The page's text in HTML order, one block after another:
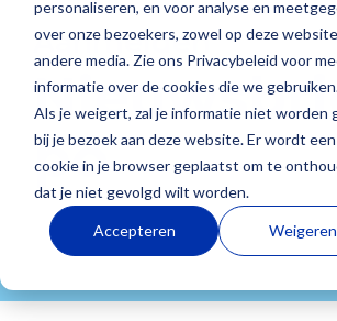
personaliseren, en voor analyse en
over onze bezoekers, zowel op deze
andere media. Zie ons Privacybeleid voor
informatie over de cookies die we
Als je weigert, zal je informatie niet worden
bij je bezoek aan deze website. Er wordt
cookie in je browser geplaatst om te
dat je niet gevolgd wilt worden.
Accepteren Weigeren
Basisonderwijs
Elke dag zie
je jouw
leerlingen
groeien. Bij
Dia begrijpen
we hoe
het is om
Voortgezet
Onderwijs
Onderwijs
draait niet
alleen om
resultaten
en cijfers,
om gezonde
Dia Groeiwijzer
Dia LVS
Dia Doorstroomtoets
Dia NSCCT
Dia
Dia LVS
Dia
Dia
Bij Dia
Academie
ondersteunen
onze Dia-
adviseurs
jouw school
met
verschillende
trainingen.
Of je nu net
Dia
hoogte
blijven van
de laatste
ontwikkelingen?
Wij
organiseren
regelmatig
webinars
voor
en
Over ons
Wij zijn
ontwikkelaar
en uitgever
van het
adaptieve Dia
leerlingvolgsysteem,
toetsen en
Werken
bij Dia
Bij Dia
werken we
met zo’n 40
enthousiaste
collega’s aan
geven aan
Aanmelden
po